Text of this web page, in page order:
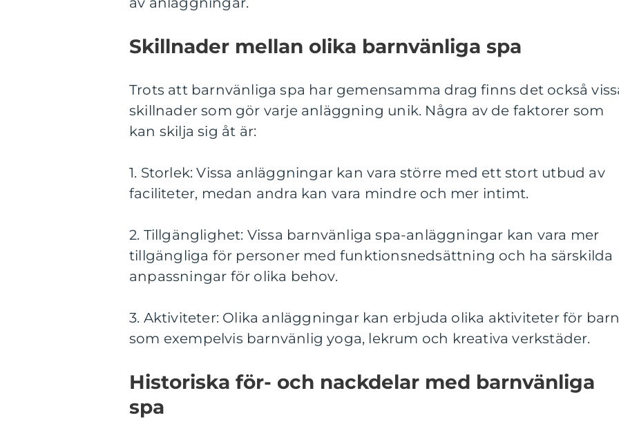
Skillnader mellan olika barnvänliga spa
Trots att barnvänliga spa har gemensamma drag finns det också
skillnader som gör varje anläggning unik. Några av de faktorer som
kan skilja sig åt är:
1. Storlek: Vissa anläggningar kan vara större med ett stort utbud av
faciliteter, medan andra kan vara mindre och mer intimt.
2. Tillgänglighet: Vissa barnvänliga spa-anläggningar kan vara mer
tillgängliga för personer med funktionsnedsättning och ha särskilda
anpassningar för olika behov.
3. Aktiviteter: Olika anläggningar kan erbjuda olika aktiviteter för
som exempelvis barnvänlig yoga, lekrum och kreativa verkstäder.
Historiska för- och nackdelar med barnvänliga
spa